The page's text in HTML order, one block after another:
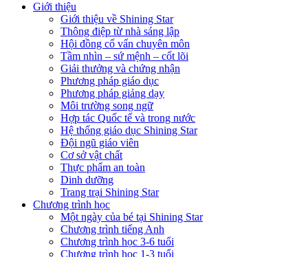
Giới thiệu
Giới thiệu về Shining Star
Thông điệp từ nhà sáng lập
Hội đồng cố vấn chuyên môn
Tầm nhìn – sứ mệnh – cốt lõi
Giải thưởng và chứng nhận
Phương pháp giáo dục
Phương pháp giảng dạy
Môi trường song ngữ
Hợp tác Quốc tế và trong nước
Hệ thống giáo dục Shining Star
Đội ngũ giáo viên
Cơ sở vật chất
Thực phẩm an toàn
Dinh dưỡng
Trang trại Shining Star
Chương trình học
Một ngày của bé tại Shining Star
Chương trình tiếng Anh
Chương trình học 3-6 tuổi
Chương trình học 1-3 tuổi